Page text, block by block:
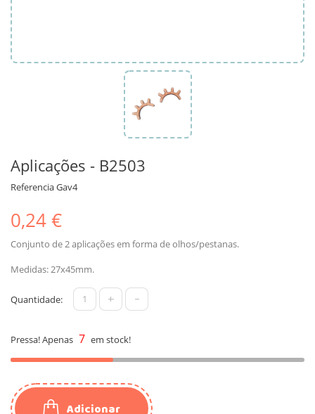
Aplicações - B2503
ReferenciaGav4
0,24 €
Conjunto de 2 aplicações em forma de olhos/pestanas.
Medidas: 27x45mm.
Quantidade: + -
Pressa! Apenas 7 em stock!
Adicionar